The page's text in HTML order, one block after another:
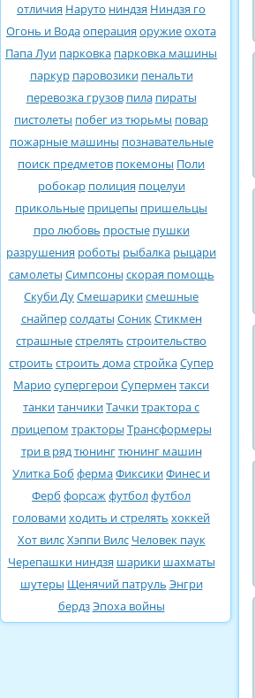
отличия Наруто ниндзя Ниндзя го
Огонь и Водаоперация оружиеохота
Папа Луи парковка парковка машины
паркур паровозики пенальти
перевозка грузов пила пираты
пистолеты побег из тюрьмы повар
пожарные машины познавательные
поиск предметов покемоны Поли
робокар полиция поцелуи
прикольные прицепы пришельцы
про любовь простые пушки
разрушения роботы рыбалка рыцари
самолеты Симпсоны скорая помощь
Скуби ДуСмешарикисмешные
снайперсолдаты СоникСтикмен
страшныестрелять строительство
строить строить домастройкаСупер
Марио супергероиСуперментакси
танкитанчикиТачкитрактора с
прицепом тракторы Трансформеры
три в рядтюнингтюнинг машин
Улитка Боб фермаФиксикиФинес и
Ферб форсажфутболфутбол
головамиходить и стрелять хоккей
Хот вилсХэппи Вилс Человек паук
Черепашки ниндзя шарики шахматы
шутеры Щенячий патруль Энгри
бердзЭпоха войны